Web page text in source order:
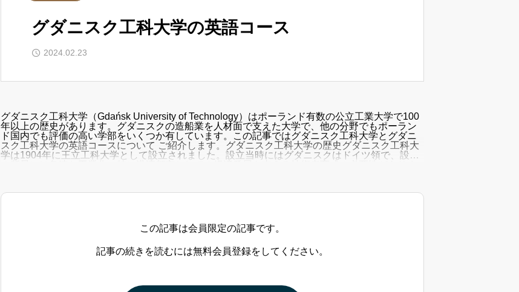
グダニスク工科大学の英語コース
2024.02.23
グダニスク工科大学（Gdańsk University of Technology）はポーランド有数の公立工業大学で100
年以上の歴史があります。グダニスクの造船業を人材面で支えた大学で、他の分野でもポーラン
ド国内でも評価の高い学部をいくつか有しています。この記事ではグダニスク工科大学とグダニ
スク工科大学の英語コースについて ご紹介します。グダニスク工科大学の歴史グダニスク工科大
学は1904年に王立工科大学として設立されました。設立当時にはグダニスクはドイツ領で、設立
この記事は会員限定の記事です。
記事の続きを読むには無料会員登録をしてください。